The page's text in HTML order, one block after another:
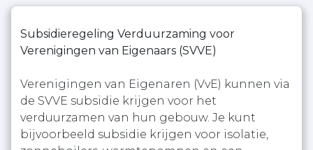
Subsidieregeling Verduurzaming voor
Verenigingen van Eigenaars (SVVE)
Verenigingen van Eigenaren (VvE) kunnen via
de SVVE subsidie krijgen voor het
verduurzamen van hun gebouw. Je kunt
bijvoorbeeld subsidie krijgen voor isolatie,